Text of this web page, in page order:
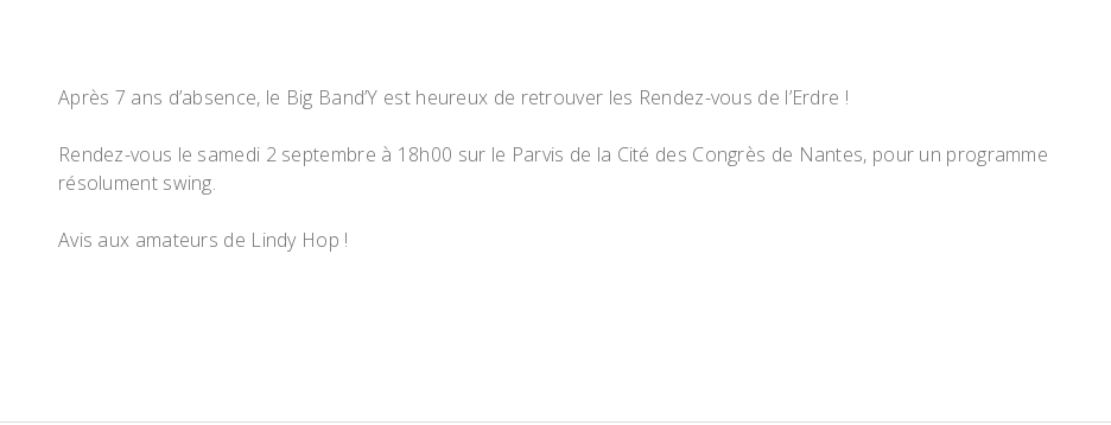
Après 7 ans d’absence, le Big Band’Y est heureux de retrouver les Rendez-vous de l’Erdre !
Rendez-vous le samedi 2 septembre à 18h00 sur le Parvis de la Cité des Congrès de Nantes, pour un programme
résolument swing.
Avis aux amateurs de Lindy Hop !